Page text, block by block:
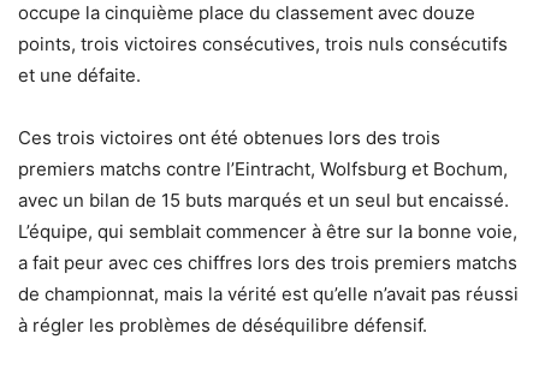
occupe la cinquième place du classement avec douze
points, trois victoires consécutives, trois nuls consécutifs
et une défaite.
Ces trois victoires ont été obtenues lors des trois
premiers matchs contre l’Eintracht, Wolfsburg et Bochum,
avec un bilan de 15 buts marqués et un seul but encaissé.
L’équipe, qui semblait commencer à être sur la bonne voie,
a fait peur avec ces chiffres lors des trois premiers matchs
de championnat, mais la vérité est qu’elle n’avait pas réussi
à régler les problèmes de déséquilibre défensif.